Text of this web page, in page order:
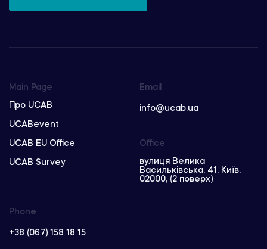
Main Page
Про UCAB
UCABevent
UCAB EU Office
UCAB Survey
Email
info@ucab.ua
Phone
+38 (067) 158 18 15
Office
вулиця Велика
Васильківська, 41, Київ,
02000, (2 поверх)